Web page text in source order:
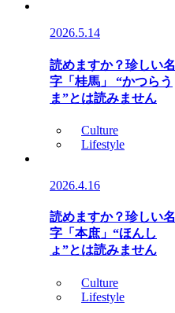
2026.5.14
読めますか？珍しい名
字「桂馬」 “かつらう
ま”とは読みません
Culture
Lifestyle
2026.4.16
読めますか？珍しい名
字「本庶」“ほんし
ょ”とは読みません
Culture
Lifestyle